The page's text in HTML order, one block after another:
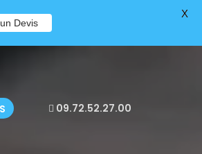
09.72.52.27.00
Devis
X